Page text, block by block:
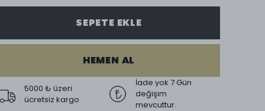
SEPETE EKLE
HEMEN AL
5000 ₺ üzeri
ücretsiz kargo
İade yok 7 Gün
değişim
mevcuttur.